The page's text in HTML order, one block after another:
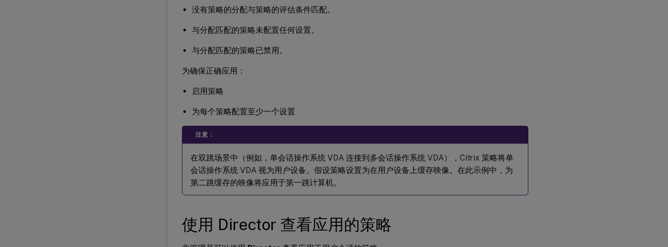
没有策略的分配与策略的评估条件匹配。
与分配匹配的策略未配置任何设置。
与分配匹配的策略已禁用。
为确保正确应用：
启用策略
为每个策略配置至少一个设置
注意：
在双跳场景中（例如，单会话操作系统 VDA 连接到多会话操作系统 VDA），Citrix 策略将单
会话操作系统 VDA 视为用户设备。假设策略设置为在用户设备上缓存映像。在此示例中，为
第二跳缓存的映像将应用于第一跳计算机。
使用 Director 查看应用的策略